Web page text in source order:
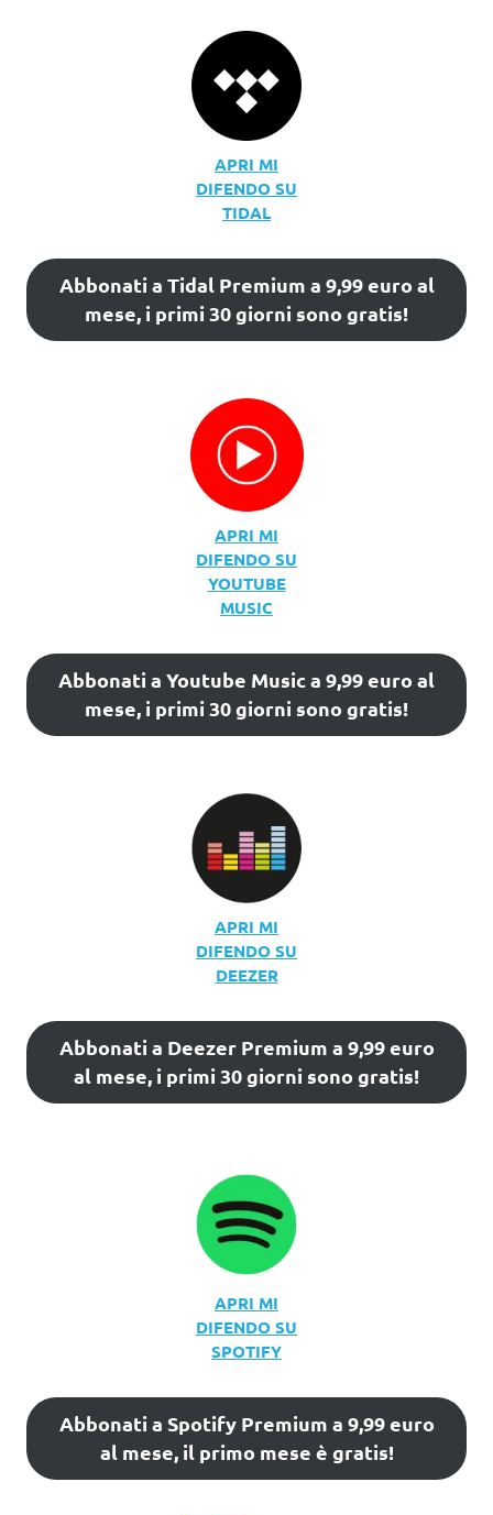
APRI MI
DIFENDO SU
TIDAL
Abbonati a Tidal Premium a 9,99 euro al
mese, i primi 30 giorni sono gratis!
APRI MI
DIFENDO SU
YOUTUBE
MUSIC
Abbonati a Youtube Music a 9,99 euro al
mese, i primi 30 giorni sono gratis!
APRI MI
DIFENDO SU
DEEZER
Abbonati a Deezer Premium a 9,99 euro
al mese, i primi 30 giorni sono gratis!
APRI MI
DIFENDO SU
SPOTIFY
Abbonati a Spotify Premium a 9,99 euro
al mese, il primo mese è gratis!